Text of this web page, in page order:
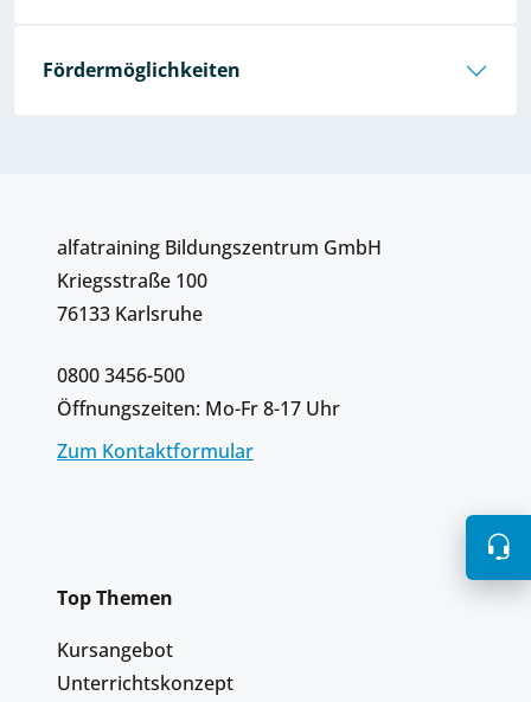
Fördermöglichkeiten
alfatraining Bildungszentrum GmbH
Kriegsstraße 100
76133 Karlsruhe
0800 3456-500
Öffnungszeiten: Mo-Fr 8-17 Uhr
Zum Kontaktformular
Top Themen
Kursangebot
Unterrichtskonzept